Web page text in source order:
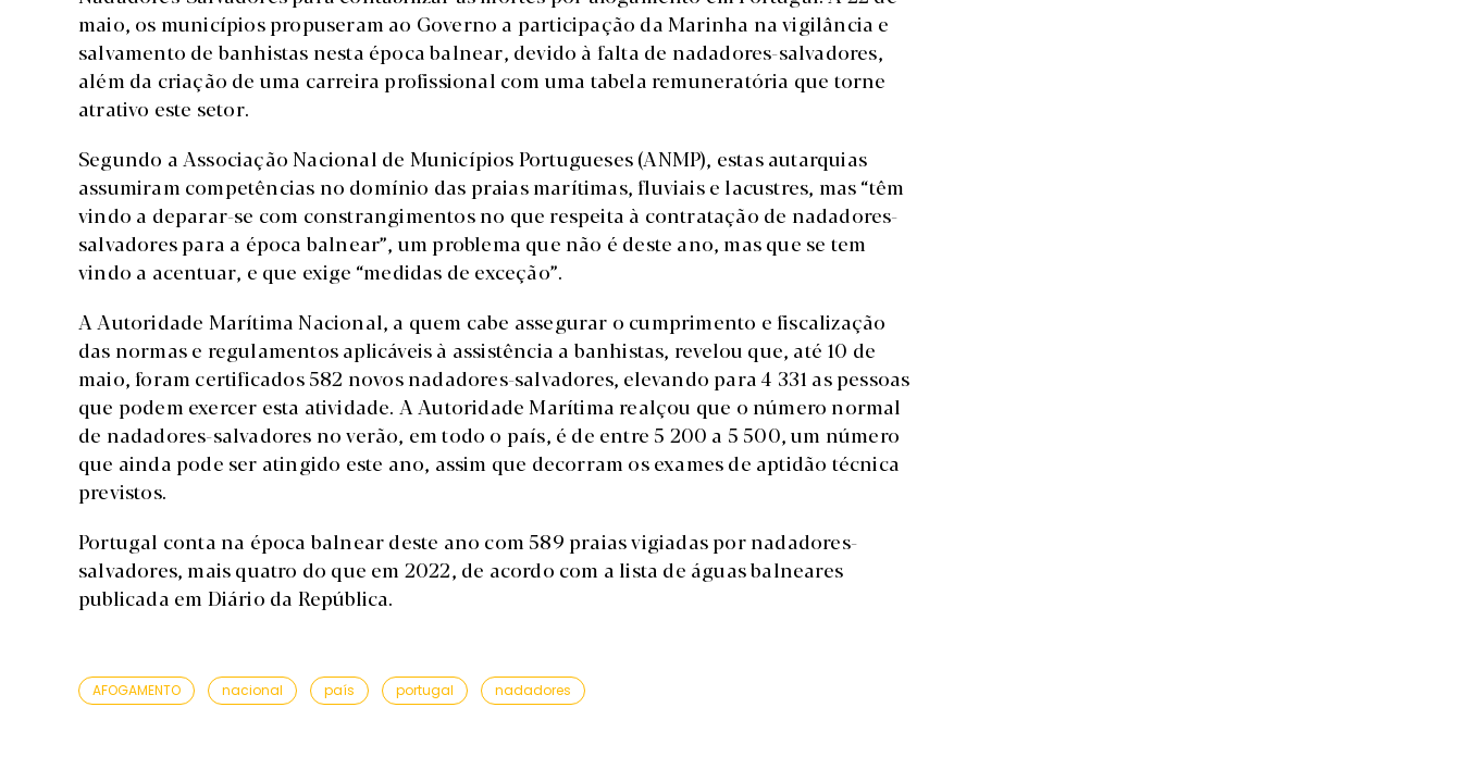
maio, os municípios propuseram ao Governo a participação da Marinha na vigilância e
salvamento de banhistas nesta época balnear, devido à falta de nadadores-salvadores,
além da criação de uma carreira profissional com uma tabela remuneratória que torne
atrativo este setor.
Segundo a Associação Nacional de Municípios Portugueses (ANMP), estas autarquias
assumiram competências no domínio das praias marítimas, fluviais e lacustres, mas “têm
vindo a deparar-se com constrangimentos no que respeita à contratação de nadadores-
salvadores para a época balnear”, um problema que não é deste ano, mas que se tem
vindo a acentuar, e que exige “medidas de exceção”.
A Autoridade Marítima Nacional, a quem cabe assegurar o cumprimento e fiscalização
das normas e regulamentos aplicáveis à assistência a banhistas, revelou que, até 10 de
maio, foram certificados 582 novos nadadores-salvadores, elevando para 4 331 as pessoas
que podem exercer esta atividade. A Autoridade Marítima realçou que o número normal
de nadadores-salvadores no verão, em todo o país, é de entre 5 200 a 5 500, um número
que ainda pode ser atingido este ano, assim que decorram os exames de aptidão técnica
previstos.
Portugal conta na época balnear deste ano com 589 praias vigiadas por nadadores-
salvadores, mais quatro do que em 2022, de acordo com a lista de águas balneares
publicada em Diário da República.
AFOGAMENTO nacional país portugal nadadores